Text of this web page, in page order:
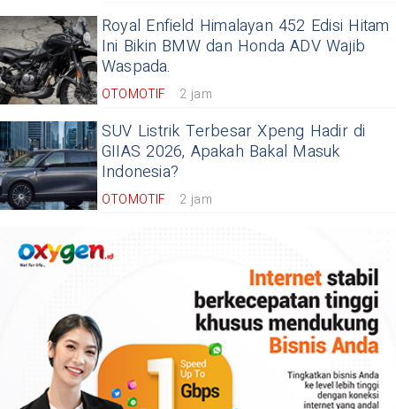
Royal Enfield Himalayan 452 Edisi Hitam
Ini Bikin BMW dan Honda ADV Wajib
Waspada.
OTOMOTIF 2 jam
SUV Listrik Terbesar Xpeng Hadir di
GIIAS 2026, Apakah Bakal Masuk
Indonesia?
OTOMOTIF 2 jam